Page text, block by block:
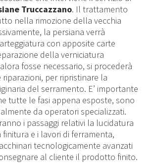
Truccazzano. Il trattamento
nella rimozione della vecchia
la persiana verrà
con apposite carte
della verniciatura
fosse necessario, si procederà
riparazioni, per ripristinare la
del serramento. E’ importante
tutte le fasi appena esposte, sono
da operatori specializzati.
i passaggi relativi la lucidatura
e i lavori di ferramenta,
tecnologicamente avanzati
al cliente il prodotto finito.